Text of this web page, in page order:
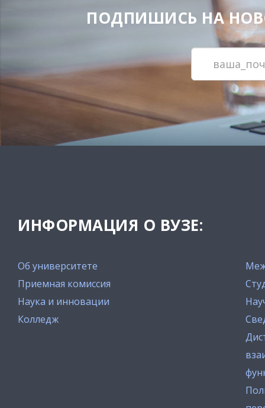
ПОДПИШИСЬ НА
ИНФОРМАЦИЯ О ВУЗЕ:
Об университете
Приемная комиссия
Наука и инновации
Колледж